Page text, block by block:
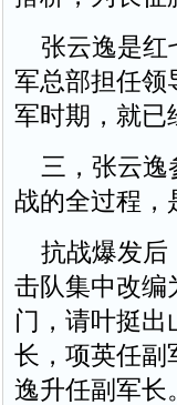
张云逸是红
军总部担任领
军时期，就已
三，张云逸
战的全过程，
抗战爆发后
击队集中改编
门，请叶挺出
长，项英任副
逸升任副军长